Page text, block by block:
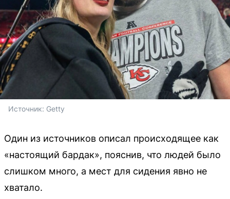
Источник: Getty
Один из источников описал происходящее как
«настоящий бардак», пояснив, что людей было
слишком много, а мест для сидения явно не
хватало.